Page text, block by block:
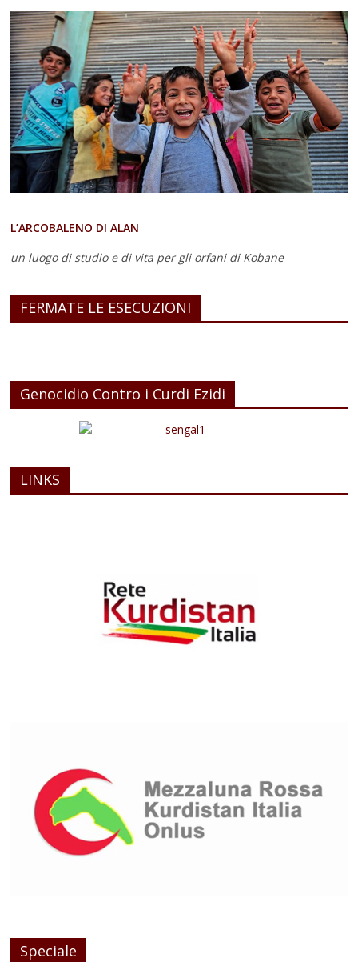
L’ARCOBALENO DI ALAN
un luogo di studio e di vita per gli orfani di Kobane
FERMATE LE ESECUZIONI
Genocidio Contro i Curdi Ezidi
LINKS
Speciale